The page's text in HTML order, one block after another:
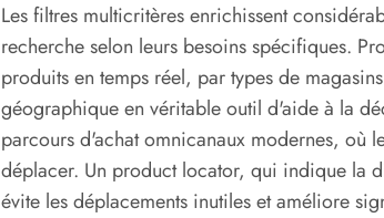
Les filtres multicritères enrichissent
recherche selon leurs besoins spécifiques.
produits en temps réel, par types de
géographique en véritable outil d'aide à la
parcours d'achat omnicanaux modernes, où
déplacer. Un product locator, qui indique la
évite les déplacements inutiles et améliore